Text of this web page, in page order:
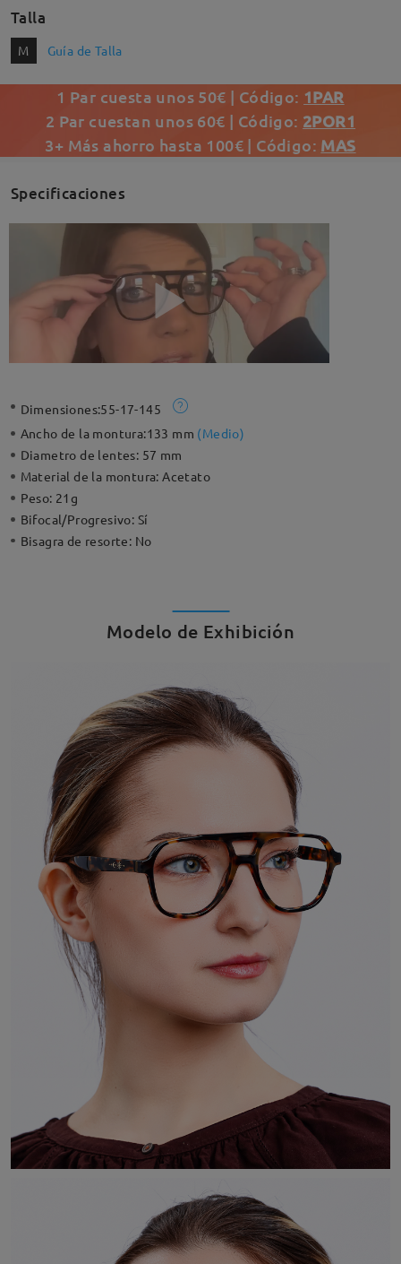
Talla
M Guía de Talla
1 Par cuesta unos 50€ | Código: 1PAR
2 Par cuestan unos 60€ | Código: 2POR1
3+ Más ahorro hasta 100€ | Código: MAS
Specificaciones
Dimensiones:55-17-145
Ancho de la montura:133 mm (Medio)
Diametro de lentes: 57 mm
Material de la montura:Acetato
Peso: 21g
Bifocal/Progresivo: Sí
Bisagra de resorte: No
Modelo de Exhibición